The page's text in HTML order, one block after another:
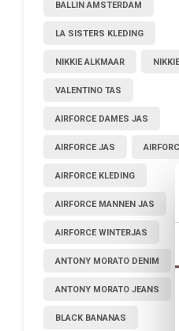
BALLIN AMSTERDAM
LA SISTERS KLEDING
NIKKIE ALKMAAR
VALENTINO TAS
AIRFORCE DAMES JAS
AIRFORCE JAS
AIRFORCE KLEDING
AIRFORCE MANNEN JAS
AIRFORCE WINTERJAS
ANTONY MORATO DENIM
ANTONY MORATO JEANS
BLACK BANANAS